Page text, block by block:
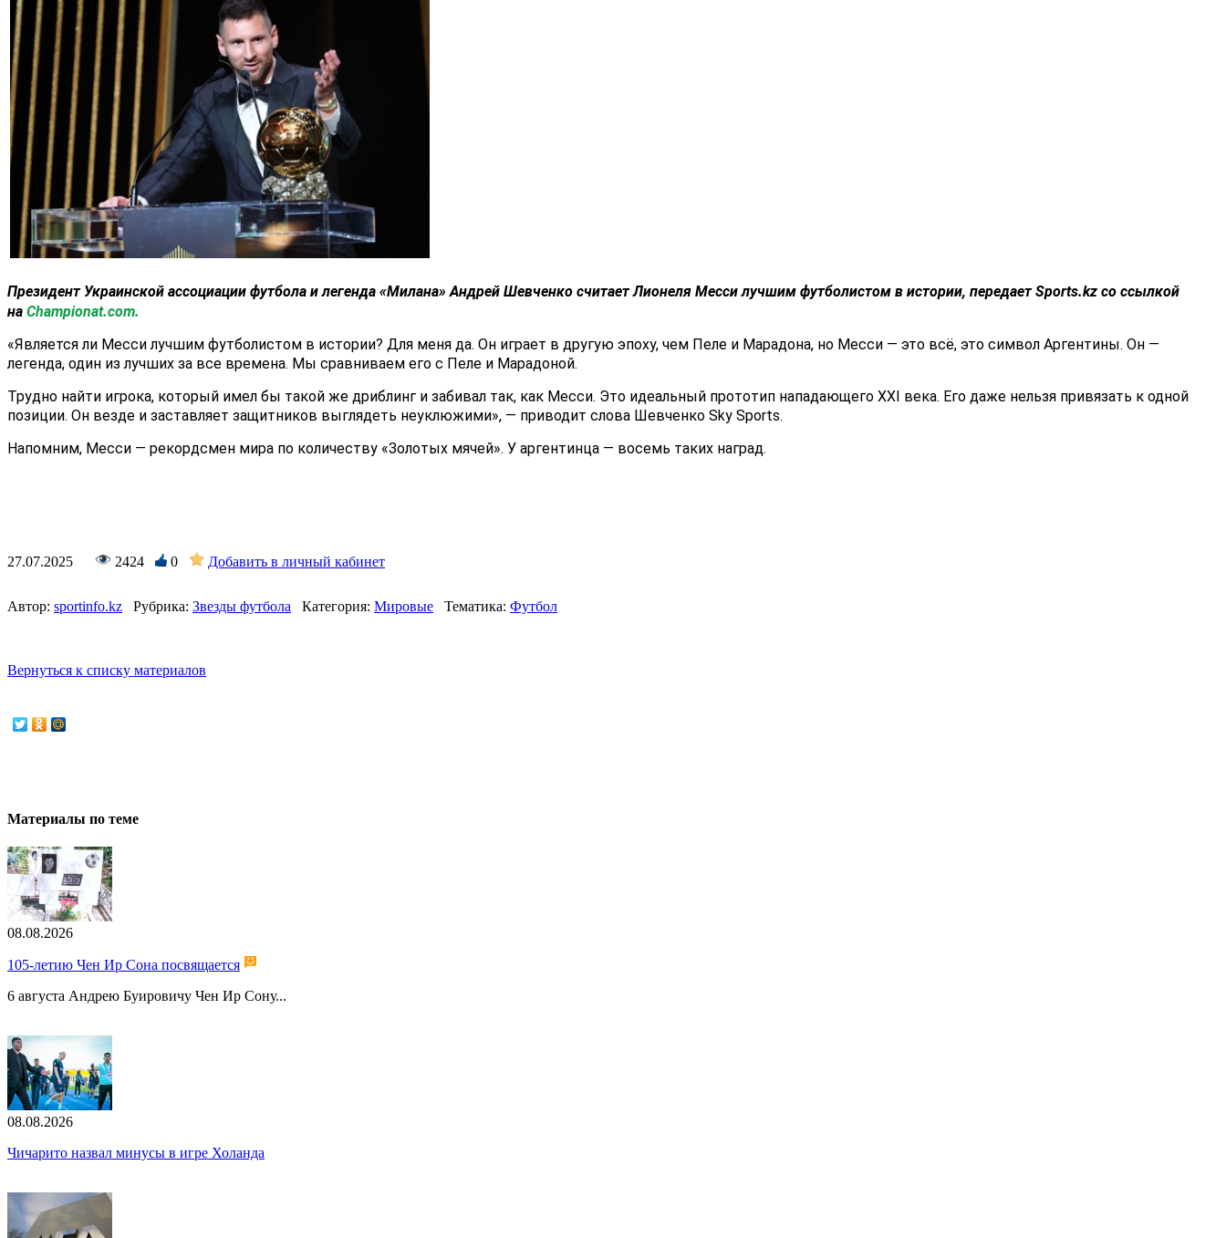
Президент Украинской ассоциации футбола и легенда «Милана» Андрей Шевченко считаетЛионеля Мессилучшим футболистом в истории, передает Sports.kz со ссылкой
на Championat.com.
«Является ли Месси лучшим футболистом в истории? Для меня да. Он играет в другую эпоху, чем Пеле и Марадона, но Месси — это всё, это символ Аргентины. Он —
легенда, один из лучших за все времена. Мы сравниваем его с Пеле и Марадоной.
Трудно найти игрока, который имел бы такой же дриблинг и забивал так, как Месси. Это идеальный прототип нападающего XXI века. Его даже нельзя привязать к одной
позиции. Он везде и заставляет защитников выглядеть неуклюжими», — приводит слова Шевченко Sky Sports.
Напомним, Месси — рекордсмен мира по количеству «Золотых мячей». У аргентинца — восемь таких наград.
27.07.2025 2424 0 Добавить в личный кабинет
Автор: sportinfo.kz Рубрика: Звезды футбола Категория: Мировые Тематика: Футбол
Вернуться к списку материалов
Материалы по теме
08.08.2026
105-летию Чен Ир Сона посвящается
6 августа Андрею Буировичу Чен Ир Сону...
08.08.2026
Чичарито назвал минусы в игре Холанда